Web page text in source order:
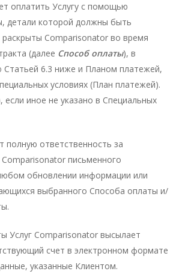
оплатить Услугу с помощью
детали которой должны быть
раскрыты Comparisonator во время
(далее Способ оплаты), в
Статьей 6.3 ниже и Планом платежей,
условиях (План платежей).
если иное не указано в Специальных
полную ответственность за
письменного
обновлении информации или
выбранного Способа оплаты и/
Услуг Comparisonator высылает
счет в электронном формате
указанные Клиентом.